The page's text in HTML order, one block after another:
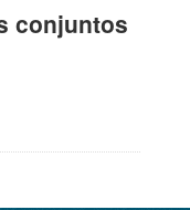
conjuntos